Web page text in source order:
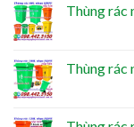
Thùng rác
Thùng rác